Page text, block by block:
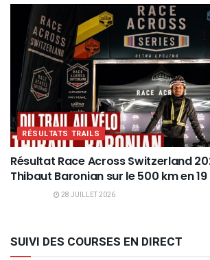
RÉSULTATS TRAILS
Résultat Race Across Switzerland
Thibaut Baronian sur le 500 km en 19
28 JUILLET 2026
SUIVI DES COURSES EN DIRECT